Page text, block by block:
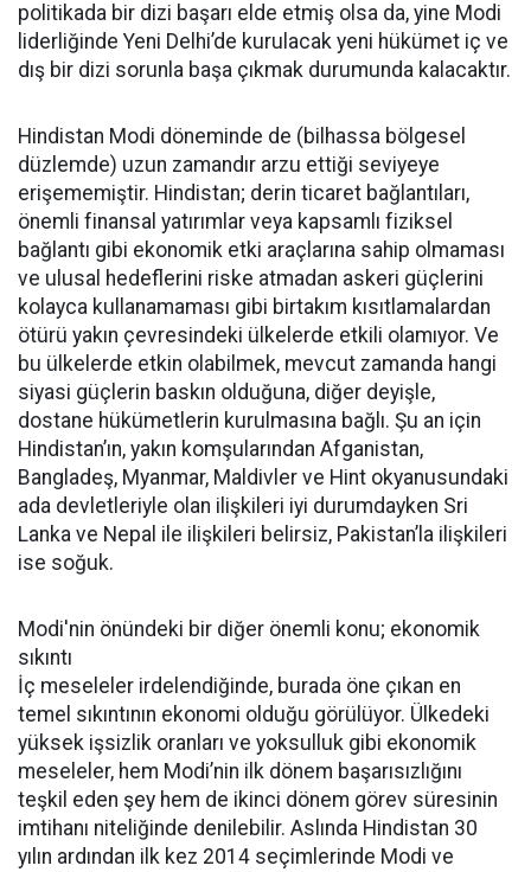
politikada bir dizi başarı elde etmiş olsa da, yine Modi
liderliğinde Yeni Delhi’de kurulacak yeni hükümet iç ve
dış bir dizi sorunla başa çıkmak durumunda kalacaktır.
Hindistan Modi döneminde de (bilhassa bölgesel
düzlemde) uzun zamandır arzu ettiği seviyeye
erişememiştir. Hindistan; derin ticaret bağlantıları,
önemli finansal yatırımlar veya kapsamlı fiziksel
bağlantı gibi ekonomik etki araçlarına sahip olmaması
ve ulusal hedeflerini riske atmadan askeri güçlerini
kolayca kullanamaması gibi birtakım kısıtlamalardan
ötürü yakın çevresindeki ülkelerde etkili olamıyor. Ve
bu ülkelerde etkin olabilmek, mevcut zamanda hangi
siyasi güçlerin baskın olduğuna, diğer deyişle,
dostane hükümetlerin kurulmasına bağlı. Şu an için
Hindistan’ın, yakın komşularından Afganistan,
Bangladeş, Myanmar, Maldivler ve Hint okyanusundaki
ada devletleriyle olan ilişkileri iyi durumdayken Sri
Lanka ve Nepal ile ilişkileri belirsiz, Pakistan’la ilişkileri
ise soğuk.
Modi'nin önündeki bir diğer önemli konu; ekonomik
sıkıntı
İç meseleler irdelendiğinde, burada öne çıkan en
temel sıkıntının ekonomi olduğu görülüyor. Ülkedeki
yüksek işsizlik oranları ve yoksulluk gibi ekonomik
meseleler, hem Modi’nin ilk dönem başarısızlığını
teşkil eden şey hem de ikinci dönem görev süresinin
imtihanı niteliğinde denilebilir. Aslında Hindistan 30
yılın ardından ilk kez 2014 seçimlerinde Modi ve